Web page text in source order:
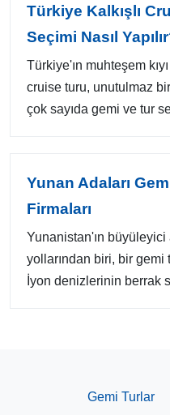
Türkiye Kalkışlı
Seçimi Nasıl
Türkiye'ın muhteşem
cruise turu, unutulmaz
çok sayıda gemi ve tur
Yunan Adaları
Firmaları
Yunanistan'ın büyüleyici
yollarından biri, bir gemi
İyon denizlerinin berrak
Gemi Turlar